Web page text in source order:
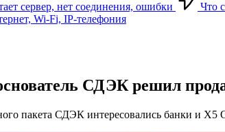
сервер, нет соединения, ошибки Что
Wi-Fi, IP-телефония
СДЭК решил
пакета СДЭК интересовались банки и X5